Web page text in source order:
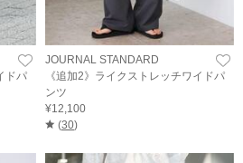
ドパ
JOURNAL STANDARD
《追加2》ライクストレッチワイドパ
ンツ
¥12,100
(30)